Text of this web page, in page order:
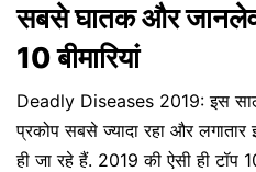
सबसे घातक और जानलेवा
10 बीमारियां
Deadly Diseases 2019: इस साल
प्रकोप सबसे ज्यादा रहा और
ही जा रहे हैं. 2019 की ऐसी ही टॉप